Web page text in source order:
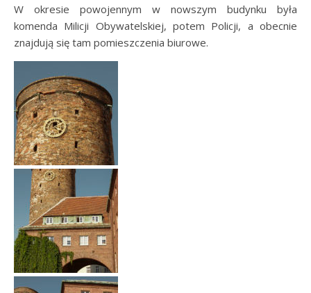
W okresie powojennym w nowszym budynku była
komenda Milicji Obywatelskiej, potem Policji, a obecnie
znajdują się tam pomieszczenia biurowe.